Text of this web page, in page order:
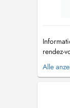
rendez-
connus
selon
Alle